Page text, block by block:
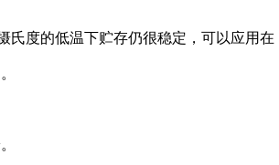
氏度的低温下贮存仍很稳定，可以应用在